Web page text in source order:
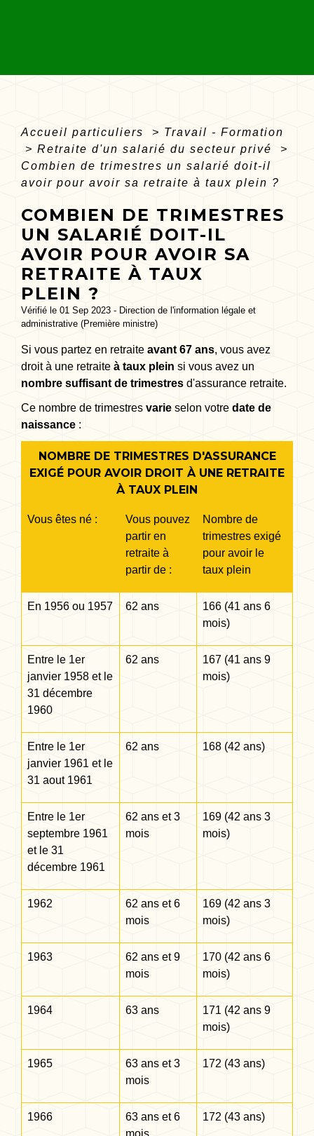
Accueil particuliers > Travail - Formation
> Retraite d'un salarié du secteur privé
>
Combien de trimestres un salarié doit-il
avoir pour avoir sa retraite à taux plein ?
COMBIEN DE TRIMESTRES
UN SALARIÉ DOIT-IL
AVOIR POUR AVOIR SA
RETRAITE À TAUX
PLEIN ?
Vérifié le 01 Sep 2023 - Direction de l'information légale et
administrative (Première ministre)
Si vous partez en retraite avant 67 ans, vous avez
droit à une retraite à taux plein si vous avez un
nombre suffisant de trimestres d'assurance retraite.
Ce nombre de trimestres varie selon votre date de
naissance :
NOMBRE DE TRIMESTRES D'ASSURANCE
EXIGÉ POUR AVOIR DROIT À UNE RETRAITE
À TAUX PLEIN
Vous êtes né :
Vous pouvez
partir en
retraite à
partir de :
Nombre de
trimestres exigé
pour avoir le
taux plein
En 1956 ou 1957 62 ans
166 (41 ans 6
mois)
Entre le 1er
janvier 1958 et le
31 décembre
1960
62 ans
167 (41 ans 9
mois)
Entre le 1er
janvier 1961 et le
31 aout 1961
62 ans 168 (42 ans)
Entre le 1er
septembre 1961
et le 31
décembre 1961
62 ans et 3
mois
169 (42 ans 3
mois)
1962
62 ans et 6
mois
169 (42 ans 3
mois)
1963
62 ans et 9
mois
170 (42 ans 6
mois)
1964 63 ans
171 (42 ans 9
mois)
1965
63 ans et 3
mois
172 (43 ans)
1966
63 ans et 6
172 (43 ans)